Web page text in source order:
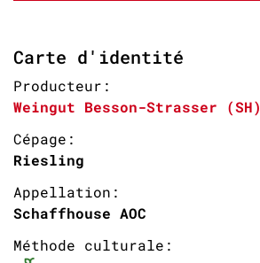
Carte d'identité
Producteur:
Weingut Besson-Strasser (SH)
Cépage:
Riesling
Appellation:
Schaffhouse AOC
Méthode culturale: